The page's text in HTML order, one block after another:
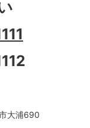
大浦690